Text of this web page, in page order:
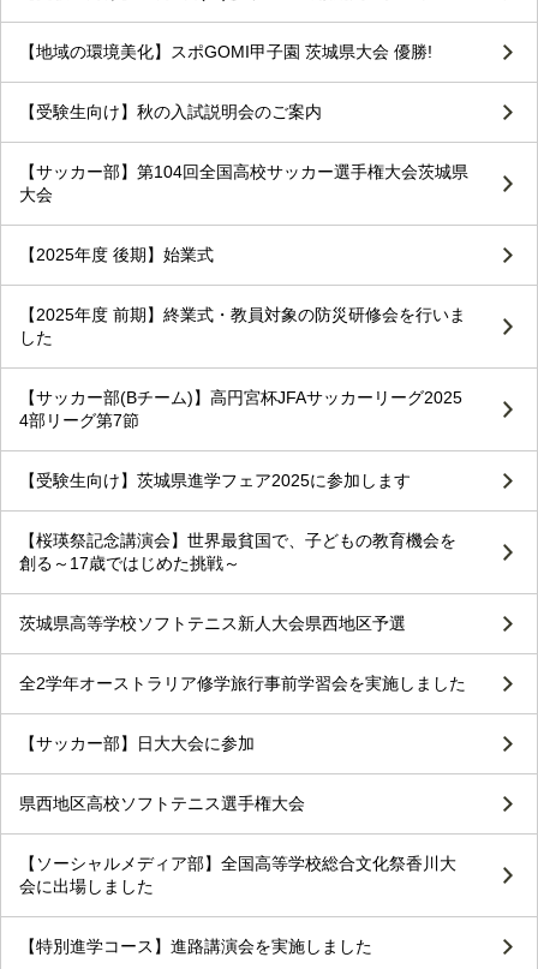
【地域の環境美化】スポGOMI甲子園 茨城県大会 優勝!
【受験生向け】秋の入試説明会のご案内
【サッカー部】第104回全国高校サッカー選手権大会茨城県
大会
【2025年度 後期】始業式
【2025年度 前期】終業式・教員対象の防災研修会を行いま
した
【サッカー部(Bチーム)】高円宮杯JFAサッカーリーグ2025
4部リーグ第7節
【受験生向け】茨城県進学フェア2025に参加します
【桜瑛祭記念講演会】世界最貧国で、子どもの教育機会を
創る～17歳ではじめた挑戦～
茨城県高等学校ソフトテニス新人大会県西地区予選
全2学年オーストラリア修学旅行事前学習会を実施しました
【サッカー部】日大大会に参加
県西地区高校ソフトテニス選手権大会
【ソーシャルメディア部】全国高等学校総合文化祭香川大
会に出場しました
【特別進学コース】進路講演会を実施しました